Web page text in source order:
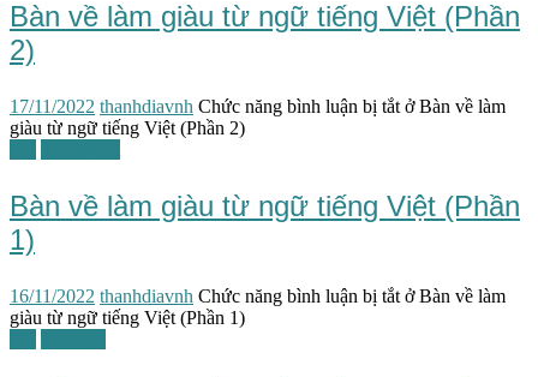
Bàn về làm giàu từ ngữ tiếng Việt (Phần
2)
17/11/2022 thanhdiavnh Chức năng bình luận bị tắt ở Bàn về làm
giàu từ ngữ tiếng Việt (Phần 2)
Bàn về làm giàu từ ngữ tiếng Việt (Phần
1)
16/11/2022 thanhdiavnh Chức năng bình luận bị tắt ở Bàn về làm
giàu từ ngữ tiếng Việt (Phần 1)